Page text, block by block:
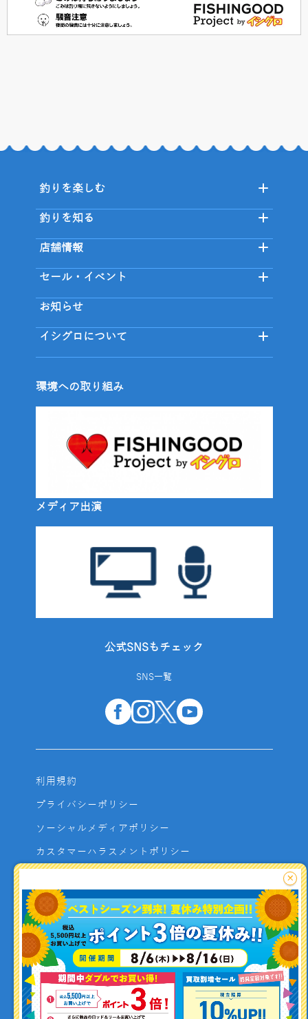
釣り情報を
投稿する
釣りを楽しむ
釣りを知る
店舗情報
セール・イベント
お知らせ
イシグロについて
環境への取り組み
メディア出演
公式SNSもチェック
SNS一覧
利用規約
プライバシーポリシー
ソーシャルメディアポリシー
カスタマーハラスメントポリシー
よくあるご質問
お問い合わせ
利用者資金の保全方法
×